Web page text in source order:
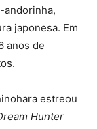
andorinha,
japonesa. Em
anos de
estreou
Hunter